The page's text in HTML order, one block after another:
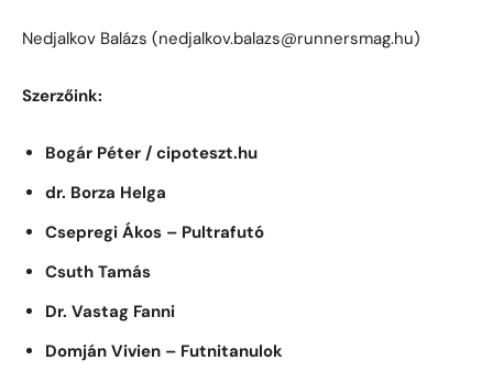
Nedjalkov Balázs (nedjalkov.balazs@runnersmag.hu)
Szerzőink:
Bogár Péter / cipoteszt.hu
dr. Borza Helga
Csepregi Ákos – Pultrafutó
Csuth Tamás
Dr. Vastag Fanni
Domján Vivien – Futnitanulok